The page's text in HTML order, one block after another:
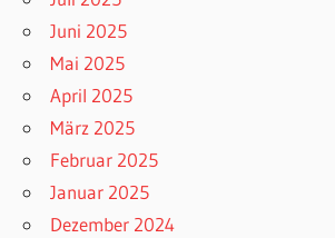
Juni 2025
Mai 2025
April 2025
März 2025
Februar 2025
Januar 2025
Dezember 2024